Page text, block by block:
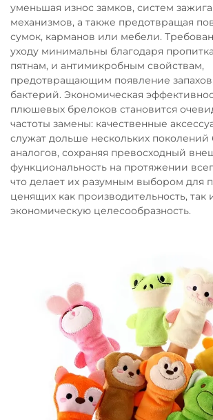
уменьшая износ замков, систем
механизмов, а также предотвращая
сумок, карманов или мебели.
уходу минимальны благодаря
пятнам, и антимикробным свойствам,
предотвращающим появление
бактерий. Экономическая
плюшевых брелоков становится
частоты замены: качественные
служат дольше нескольких
аналогов, сохраняя превосходный
функциональность на протяжении
что делает их разумным выбором для
ценящих как производительность, так
экономическую целесообразность.